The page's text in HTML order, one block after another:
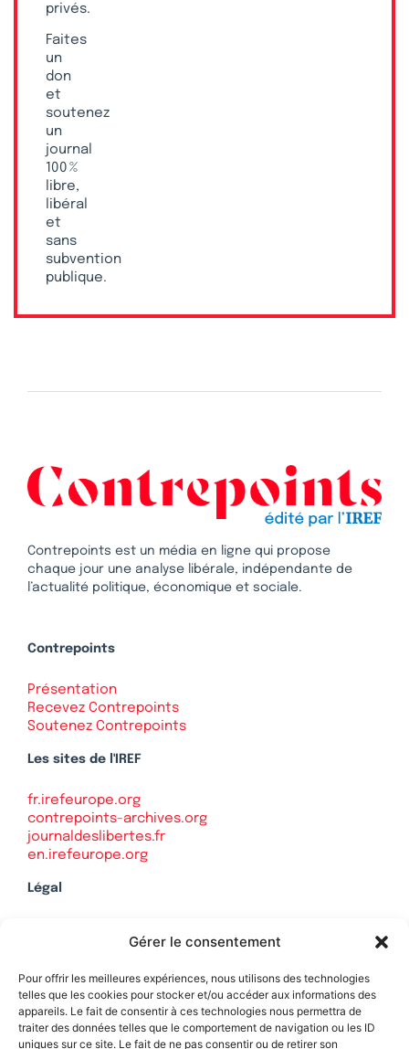
Gérer le consentement
Pour offrir les meilleures expériences, nous utilisons des technologies
telles que les cookies pour stocker et/ou accéder aux informations des
appareils. Le fait de consentir à ces technologies nous permettra de
traiter des données telles que le comportement de navigation ou les ID
uniques sur ce site. Le fait de ne pas consentir ou de retirer son
privés.
Faites
un
don
et
soutenez
un
journal
100 %
libre,
libéral
et
sans
subvention
publique.
Contrepoints est un média en ligne qui propose
chaque jour une analyse libérale, indépendante de
l’actualité politique, économique et sociale.
Contrepoints
Présentation
Recevez Contrepoints
Soutenez Contrepoints
Les sites de l'IREF
fr.irefeurope.org
contrepoints-archives.org
journaldeslibertes.fr
en.irefeurope.org
Légal
Politique de confidentialité